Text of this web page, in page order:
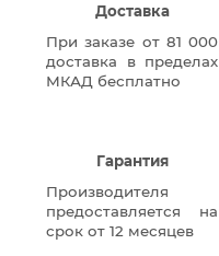
Доставка
При заказе от 81 000
доставка в пределах
МКАД бесплатно
Гарантия
Производителя
предоставляется на
срок от 12 месяцев